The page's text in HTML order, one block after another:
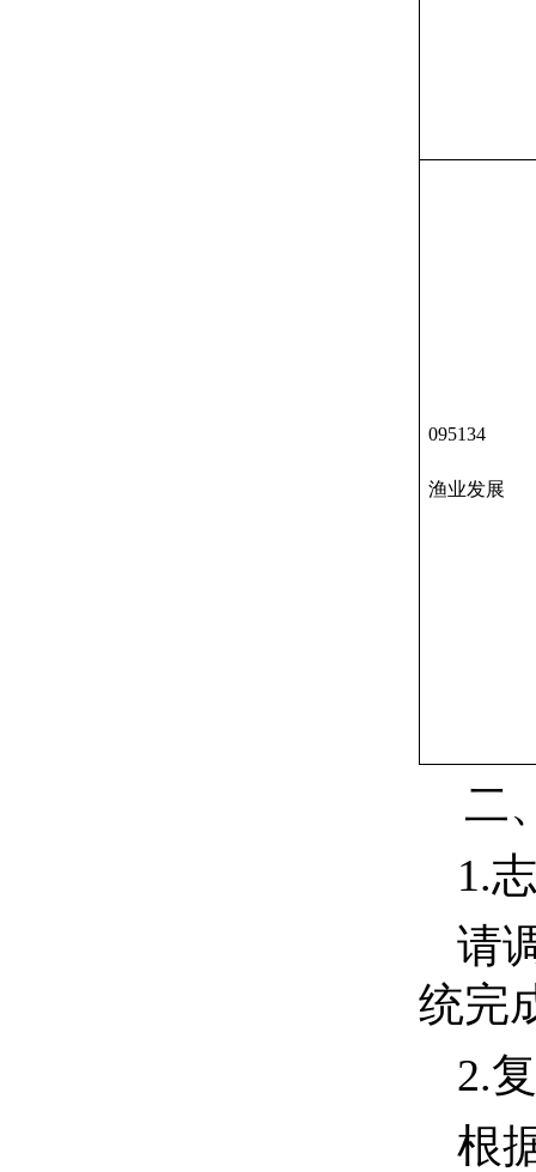
095134
渔业发展
二
1.
请
统完
2.
根